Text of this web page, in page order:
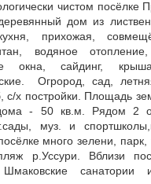
чистом посёлке
дом из
прихожая,
водяное
окна, сайдинг,
Огрород, сад,
с/х постройки. Площадь
- 50 кв.м. Рядом 2
муз. и
много зелени,
р.Уссури. Вблизи
Шмаковские санатории